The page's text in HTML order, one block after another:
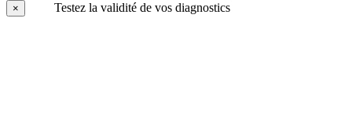
× Testez la validité de vos diagnostics